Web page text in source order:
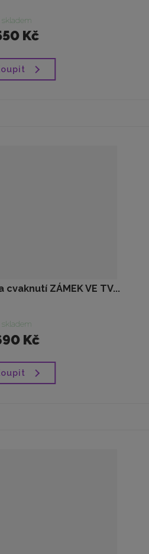
skladem
Kč
ZÁMEK VE TV...
skladem
Kč